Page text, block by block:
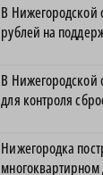
В Нижегородской
рублей на
В Нижегородской
для контроля
Нижегородка